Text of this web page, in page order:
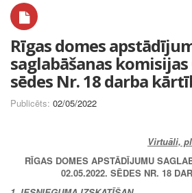
Rīgas domes
saglabāšanas komisijas
sēdes Nr. 18 darba
Publicēts: 02/05/2022
Virtuāli,
RĪGAS DOMES APSTĀDĪJUMU
02.05.2022. SĒDES NR. 18